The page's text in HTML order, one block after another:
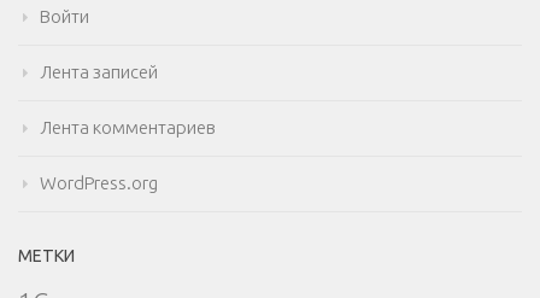
Войти
Лента записей
Лента комментариев
WordPress.org
МЕТКИ